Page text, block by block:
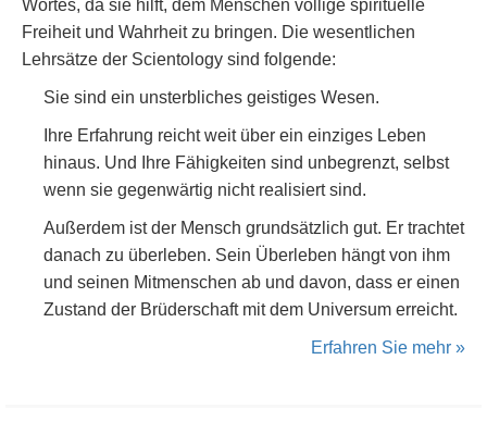
Wortes, da sie hilft, dem Menschen völlige spirituelle
Freiheit und Wahrheit zu bringen. Die wesentlichen
Lehrsätze der Scientology sind folgende:
Sie sind ein unsterbliches geistiges Wesen.
Ihre Erfahrung reicht weit über ein einziges Leben
hinaus. Und Ihre Fähigkeiten sind unbegrenzt, selbst
wenn sie gegenwärtig nicht realisiert sind.
Außerdem ist der Mensch grundsätzlich gut. Er trachtet
danach zu überleben. Sein Überleben hängt von ihm
und seinen Mitmenschen ab und davon, dass er einen
Zustand der Brüderschaft mit dem Universum erreicht.
Erfahren Sie mehr »